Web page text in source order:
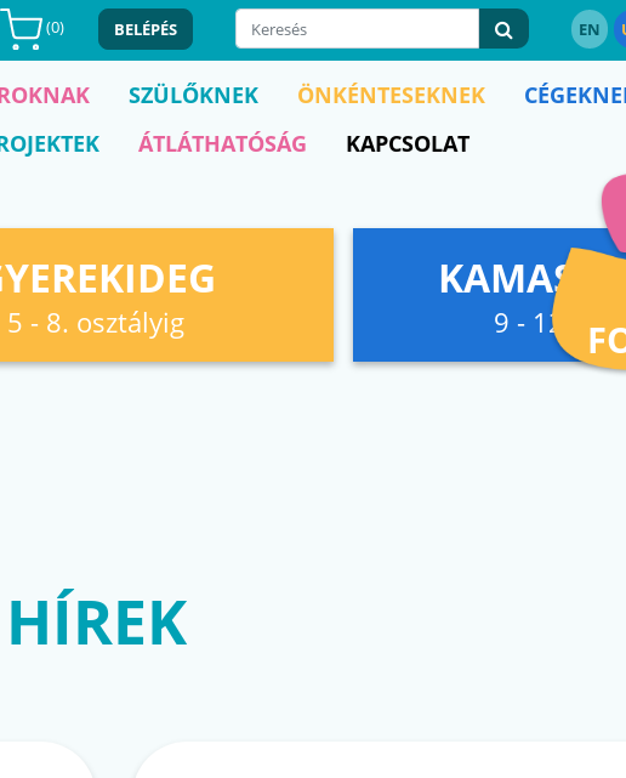
(0) BELÉPÉS EN
SZÜLŐKNEK ÖNKÉNTESEKNEK
ÁTLÁTHATÓSÁG KAPCSOLAT
5 - 8. osztályig 9 - 12.
HÍREK